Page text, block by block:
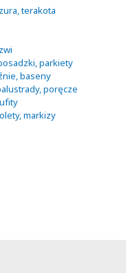
terakota
parkiety
baseny
poręcze
markizy